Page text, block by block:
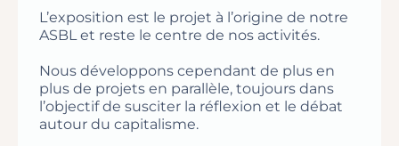
L’exposition est le projet à l’origine de notre
ASBL et reste le centre de nos activités.
Nous développons cependant de plus en
plus de projets en parallèle, toujours dans
l’objectif de susciter la réflexion et le débat
autour du capitalisme.